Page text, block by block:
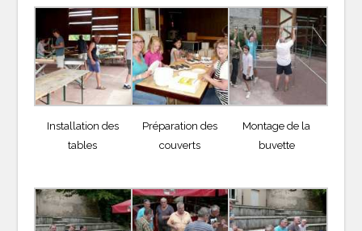
Installation des
tables
Préparation des
couverts
Montage de la
buvette